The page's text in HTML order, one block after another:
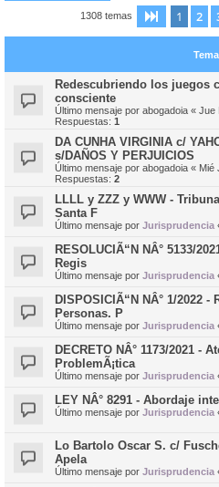
1308 temas Página
1 2
Redescubriendo los juegos
consciente
Último mensaje por abogadoia « Jue
Respuestas: 1
DA CUNHA VIRGINIA c/
s/DAÑOS Y PERJUICIOS
Último mensaje por abogadoia « Mié
Respuestas: 2
LLLL y ZZZ y WWW -
Santa F
Último mensaje por Jurisprudencia
RESOLUCIÃ“N NÂ° 5133/
Regis
Último mensaje por Jurisprudencia
DISPOSICIÃ“N NÂ° 1/2022
Personas. P
Último mensaje por Jurisprudencia
DECRETO NÂ° 1173/2021 -
ProblemÃ¡tica
Último mensaje por Jurisprudencia
LEY NÂ° 8291 - Abordaje
Último mensaje por Jurisprudencia
Lo Bartolo Oscar S. c/
Apela
Último mensaje por Jurisprudencia